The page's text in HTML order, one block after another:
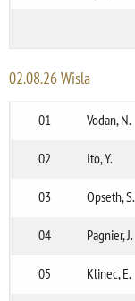
02.08.26 Wisla
01
Vodan, N.
02 Ito, Y.
03 Opseth, S.
04 Pagnier, J.
05 Klinec, E.